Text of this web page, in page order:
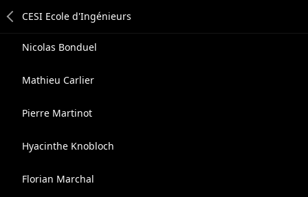
Nicolas Bonduel
Mathieu Carlier
Pierre Martinot
Hyacinthe Knobloch
Florian Marchal